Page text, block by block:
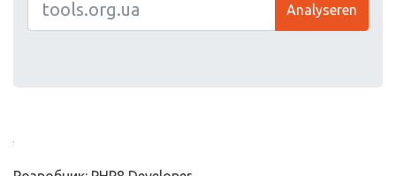
Analyseren